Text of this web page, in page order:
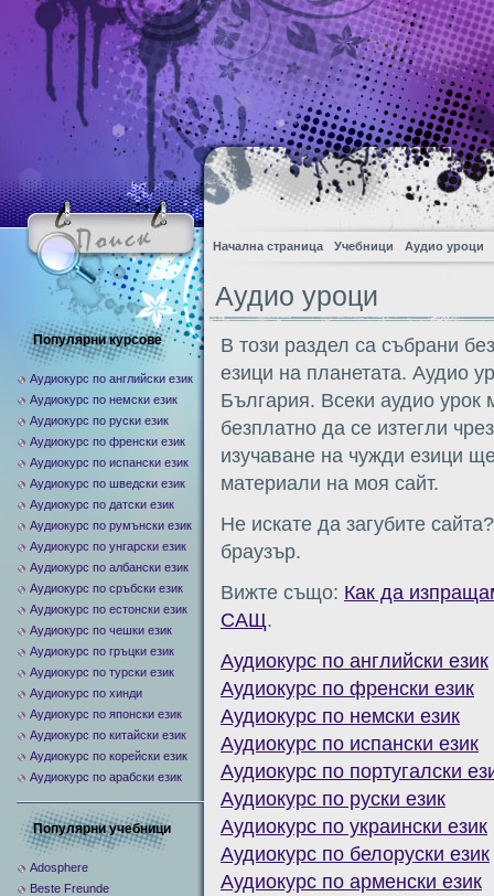
Начална страница Учебници Аудио уроци
Аудио уроци
В този раздел са събрани
езици на планетата. Аудио
България. Всеки аудио
безплатно да се изтегли
изучаване на чужди езици
материали на моя сайт.
Не искате да загубите
браузър.
Вижте също: Как да
САЩ.
Аудиокурс по английски език
Аудиокурс по френски език
Аудиокурс по немски език
Аудиокурс по испански език
Аудиокурс по португалски
Аудиокурс по руски език
Аудиокурс по украински език
Аудиокурс по белоруски език
Аудиокурс по арменски език
Популярни курсове
Аудиокурс по английски език
Аудиокурс по немски език
Аудиокурс по руски език
Аудиокурс по френски език
Аудиокурс по испански език
Аудиокурс по шведски език
Аудиокурс по датски език
Аудиокурс по румънски език
Аудиокурс по унгарски език
Аудиокурс по албански език
Аудиокурс по сръбски език
Аудиокурс по естонски език
Аудиокурс по чешки език
Аудиокурс по гръцки език
Аудиокурс по турски език
Аудиокурс по хинди
Аудиокурс по японски език
Аудиокурс по китайски език
Аудиокурс по корейски език
Аудиокурс по арабски език
Популярни учебници
Adosphere
Beste Freunde